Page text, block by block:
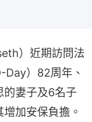
）近期訪問法
Day）82周年、
的妻子及6名子
加安保負擔。